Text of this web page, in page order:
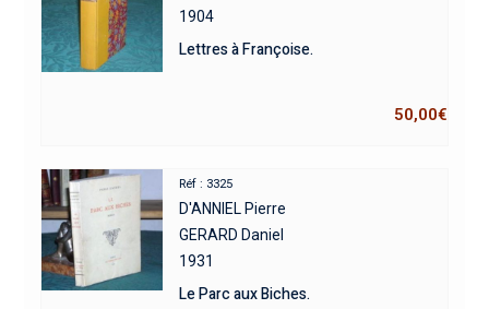
1904
Lettres à Françoise.
50,00€
Réf : 3325
D'ANNIEL Pierre
GERARD Daniel
1931
Le Parc aux Biches.